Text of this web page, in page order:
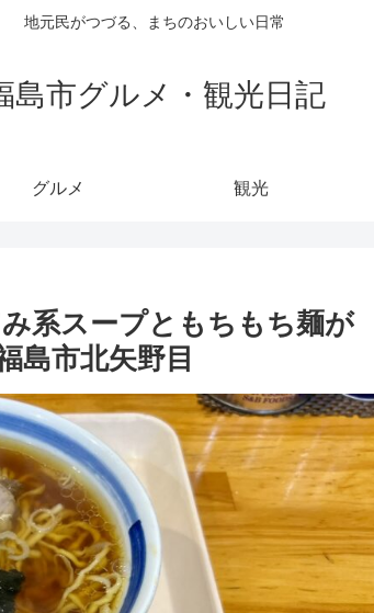
地元民がつづる、まちのおいしい日常
島市グルメ・観光日記
グルメ 観光
系スープともちもち麺が
島市北矢野目